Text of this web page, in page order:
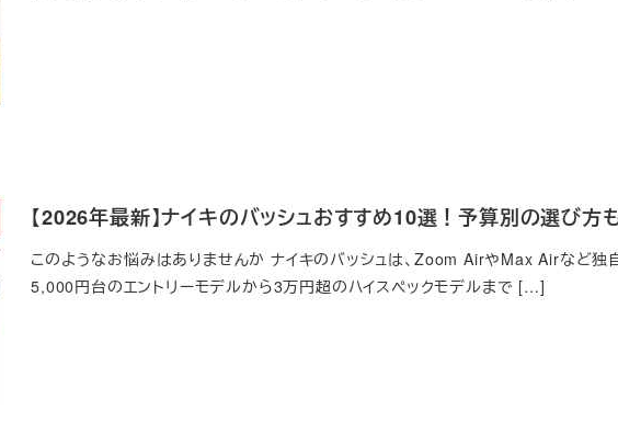
【2026年最新】ナイキのバッシュおすすめ10選！予算別の選び方
このようなお悩みはありませんか ナイキのバッシュは、Zoom AirやMax Airなど独
5,000円台のエントリーモデルから3万円超のハイスペックモデルまで […]